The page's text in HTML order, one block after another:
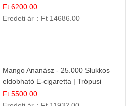
cigaretta
Ft 6200.00
Eredeti ár： Ft 14686.00
Mango Ananász - 25.000 Slukkos
eldobható E-cigaretta | Trópusi
Ízélmény
Ft 5500.00